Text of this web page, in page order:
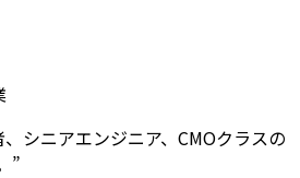
シニアエンジニア、CMOクラスの
”